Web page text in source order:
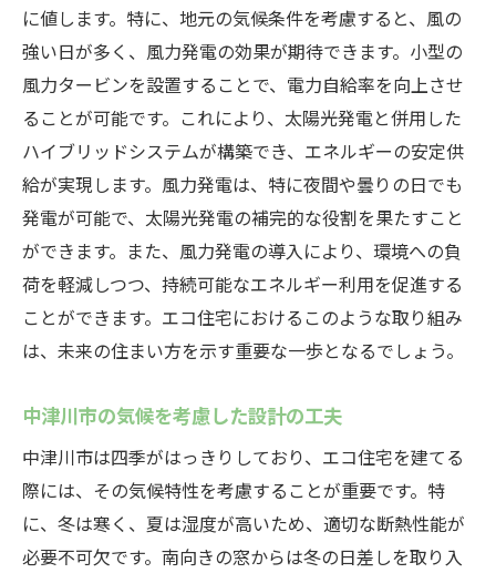
に値します。特に、地元の気候条件を考慮すると、風の
強い日が多く、風力発電の効果が期待できます。小型の
風力タービンを設置することで、電力自給率を向上させ
ることが可能です。これにより、太陽光発電と併用した
ハイブリッドシステムが構築でき、エネルギーの安定供
給が実現します。風力発電は、特に夜間や曇りの日でも
発電が可能で、太陽光発電の補完的な役割を果たすこと
ができます。また、風力発電の導入により、環境への負
荷を軽減しつつ、持続可能なエネルギー利用を促進する
ことができます。エコ住宅におけるこのような取り組み
は、未来の住まい方を示す重要な一歩となるでしょう。
中津川市の気候を考慮した設計の工夫
中津川市は四季がはっきりしており、エコ住宅を建てる
際には、その気候特性を考慮することが重要です。特
に、冬は寒く、夏は湿度が高いため、適切な断熱性能が
必要不可欠です。南向きの窓からは冬の日差しを取り入